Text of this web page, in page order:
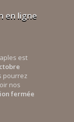
en ligne
est
pourrez
nos
fermée